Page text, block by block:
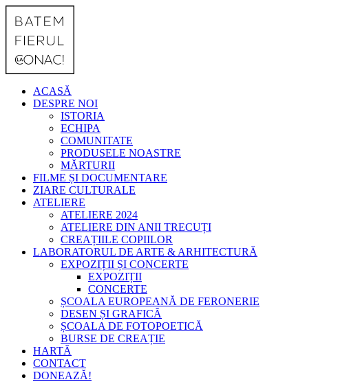
ACASĂ
DESPRE NOI
ISTORIA
ECHIPA
COMUNITATE
PRODUSELE NOASTRE
MĂRTURII
FILME ȘI DOCUMENTARE
ZIARE CULTURALE
ATELIERE
ATELIERE 2024
ATELIERE DIN ANII TRECUȚI
CREAȚIILE COPIILOR
LABORATORUL DE ARTE & ARHITECTURĂ
EXPOZIȚII ȘI CONCERTE
EXPOZIȚII
CONCERTE
ȘCOALA EUROPEANĂ DE FERONERIE
DESEN ȘI GRAFICĂ
ȘCOALA DE FOTOPOETICĂ
BURSE DE CREAȚIE
HARTĂ
CONTACT
DONEAZĂ!